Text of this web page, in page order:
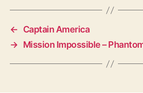
←
Captain America
→ Mission Impossible –